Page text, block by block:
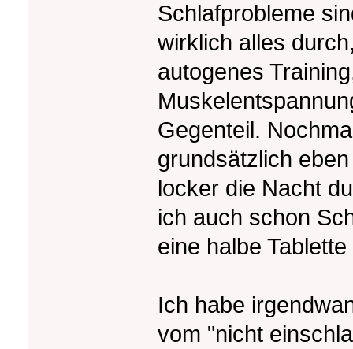
Schlafprobleme
wirklich alles
autogenes
Gegenteil.
grundsätzlich
locker die Nacht
ich auch schon
eine halbe
Ich habe
vom "nicht